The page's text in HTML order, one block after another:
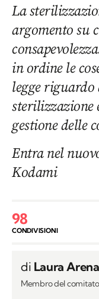
La
argomento su
in ordine le
legge
sterilizzazione
gestione delle
Entra nel
Kodami
98
CONDIVISIONI
di Laura Arena
Membro del